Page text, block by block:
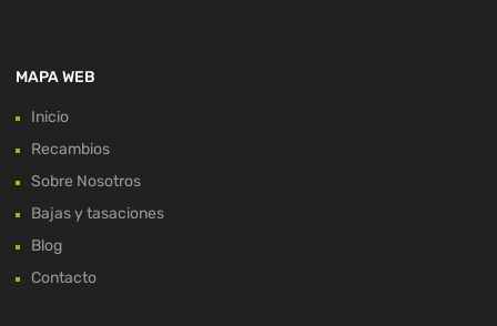
MAPA WEB
Inicio
Recambios
Sobre Nosotros
Bajas y tasaciones
Blog
Contacto